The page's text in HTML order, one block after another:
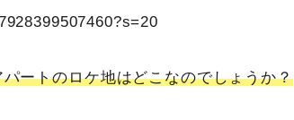
ートのロケ地はどこなのでしょうか？